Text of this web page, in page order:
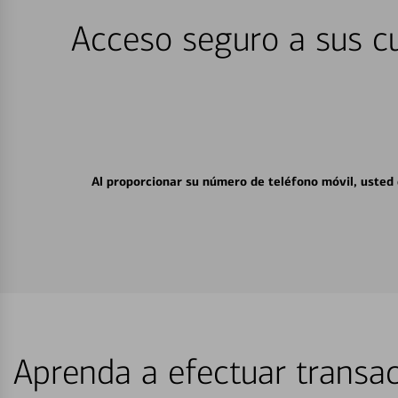
Acceso seguro a sus
Al proporcionar su número de teléfono móvil,
Aprenda a efectuar